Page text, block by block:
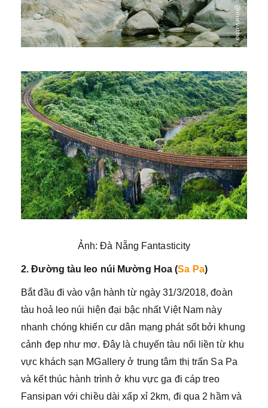
Ảnh: Đà Nẵng Fantasticity
2. Đường tàu leo núi Mường Hoa (Sa Pa)
Bắt đầu đi vào vận hành từ ngày 31/3/2018, đoàn
tàu hoả leo núi hiện đại bậc nhất Việt Nam này
nhanh chóng khiến cư dân mạng phát sốt bởi khung
cảnh đẹp như mơ. Đây là chuyến tàu nối liền từ khu
vực khách sạn MGallery ở trung tâm thị trấn Sa Pa
và kết thúc hành trình ở khu vực ga đi cáp treo
Fansipan với chiều dài xấp xỉ 2km, đi qua 2 hầm và